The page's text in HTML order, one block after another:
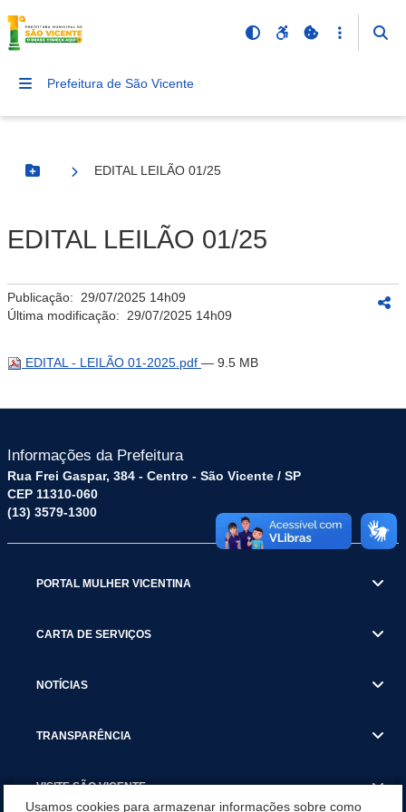
Prefeitura de São Vicente
Botão Menu
EDITAL LEILÃO 01/25
EDITAL LEILÃO 01/25
Publicação: 29/07/2025 14h09
Última modificação: 29/07/2025 14h09
EDITAL - LEILÃO 01-2025.pdf — 9.5 MB
Informações da Prefeitura
Rua Frei Gaspar, 384 - Centro - São Vicente / SP
CEP 11310-060
(13) 3579-1300
PORTAL MULHER VICENTINA
CARTA DE SERVIÇOS
NOTÍCIAS
TRANSPARÊNCIA
VISITE SÃO VICENTE
Usamos cookies para armazenar informações sobre como